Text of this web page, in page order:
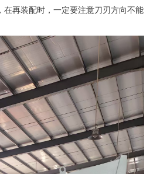
在再装配时，一定要注意刀刃方向不能